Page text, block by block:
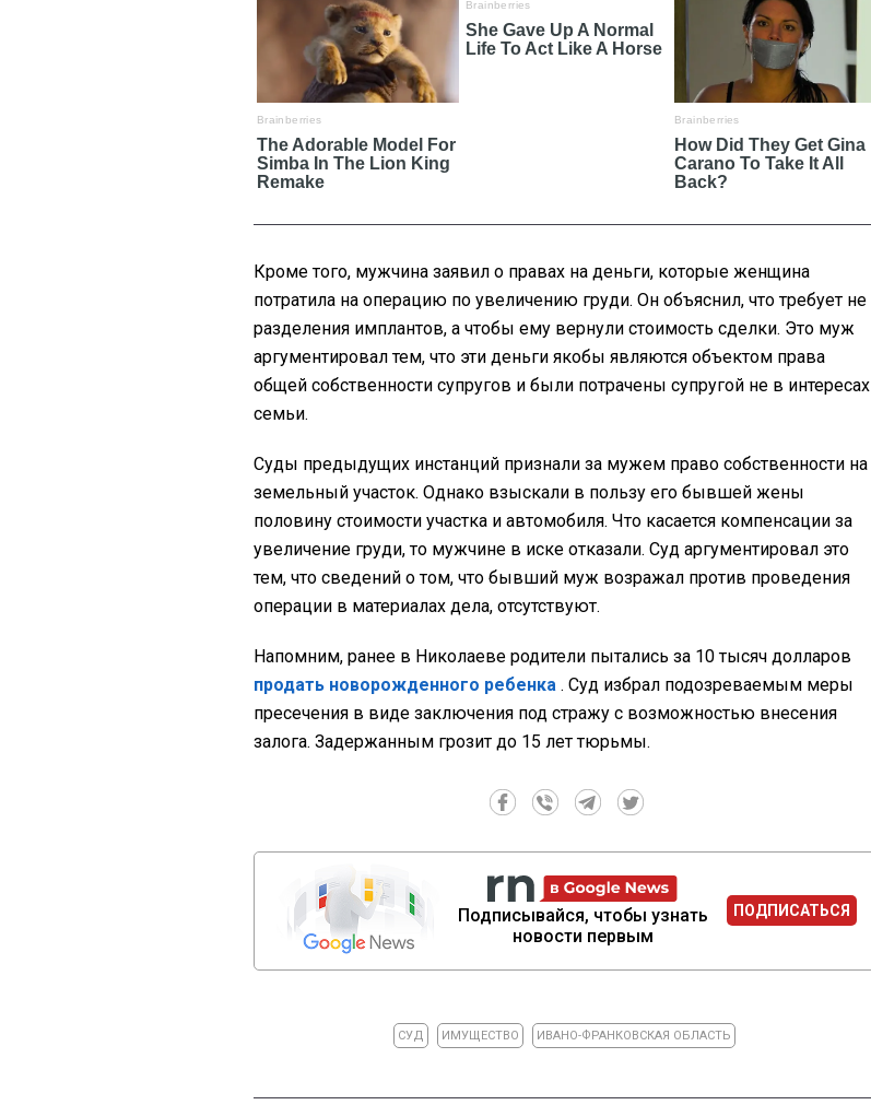
Кроме того, мужчина заявил о правах на деньги, которые женщина
потратила на операцию по увеличению груди. Он объяснил, что требует не
разделения имплантов, а чтобы ему вернули стоимость сделки. Это муж
аргументировал тем, что эти деньги якобы являются объектом права
общей собственности супругов и были потрачены супругой не в интересах
семьи.
Суды предыдущих инстанций признали за мужем право собственности на
земельный участок. Однако взыскали в пользу его бывшей жены
половину стоимости участка и автомобиля. Что касается компенсации за
увеличение груди, то мужчине в иске отказали. Суд аргументировал это
тем, что сведений о том, что бывший муж возражал против проведения
операции в материалах дела, отсутствуют.
Напомним, ранее в Николаеве родители пытались за 10 тысяч долларов
продать новорожденного ребенка . Суд избрал подозреваемым меры
пресечения в виде заключения под стражу с возможностью внесения
залога. Задержанным грозит до 15 лет тюрьмы.
Подписывайся, чтобы узнать
новости первым
ПОДПИСАТЬСЯ
СУД ИМУЩЕСТВО ИВАНО-ФРАНКОВСКАЯ ОБЛАСТЬ